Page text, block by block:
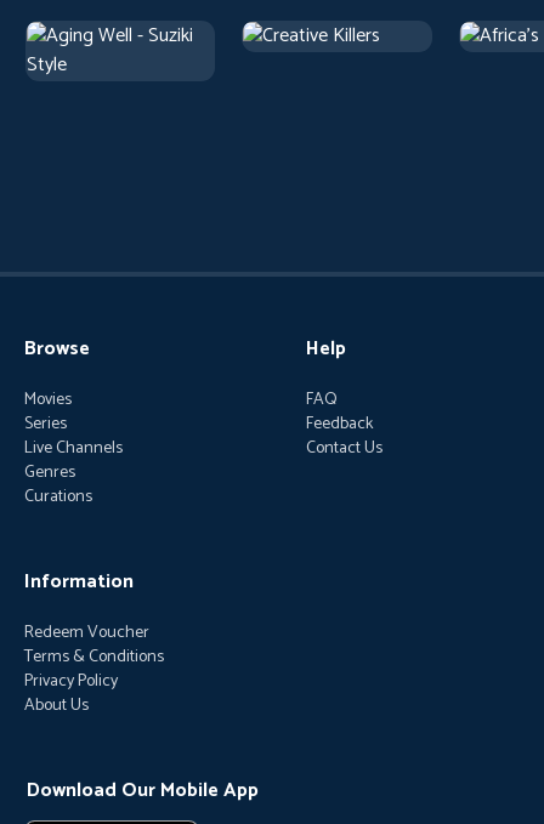
Browse
Movies
Series
Live Channels
Genres
Curations
Help
FAQ
Feedback
Contact Us
Information
Redeem Voucher
Terms & Conditions
Privacy Policy
About Us
Download Our Mobile App